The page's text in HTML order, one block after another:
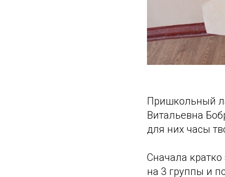
Пришкольный
Витальевна
для них часы
Сначала
на 3 группы и